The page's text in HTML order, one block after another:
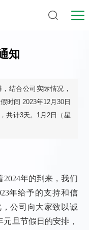
知
结合公司实际情况，
时间 2023年12月30日
共计3天。1月2日（星
2024年的到来，我们
年给予的支持和信
公司向大家致以诚
旦节假日的安排，